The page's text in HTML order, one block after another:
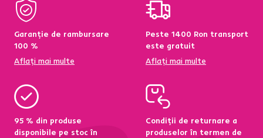
Garanție de rambursare
100 %
Aflați mai multe
Peste 1400 Ron transport
este gratuit
Aflați mai multe
95 % din produse
disponibile pe stoc în
Condiții de returnare a
produselor în termen de